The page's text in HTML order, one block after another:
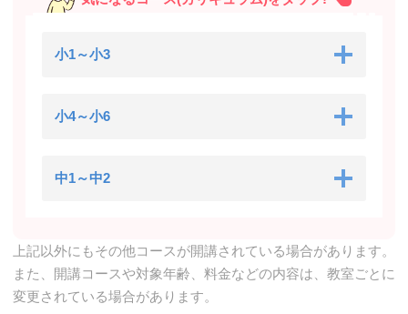
小1～小3
小4～小6
中1～中2
上記以外にもその他コースが開講されている場合があります。
また、開講コースや対象年齢、料金などの内容は、教室ごとに
変更されている場合があります。